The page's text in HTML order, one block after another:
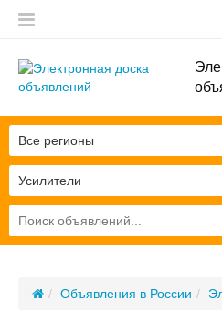
Усилители
Все регионы
Объявления в России